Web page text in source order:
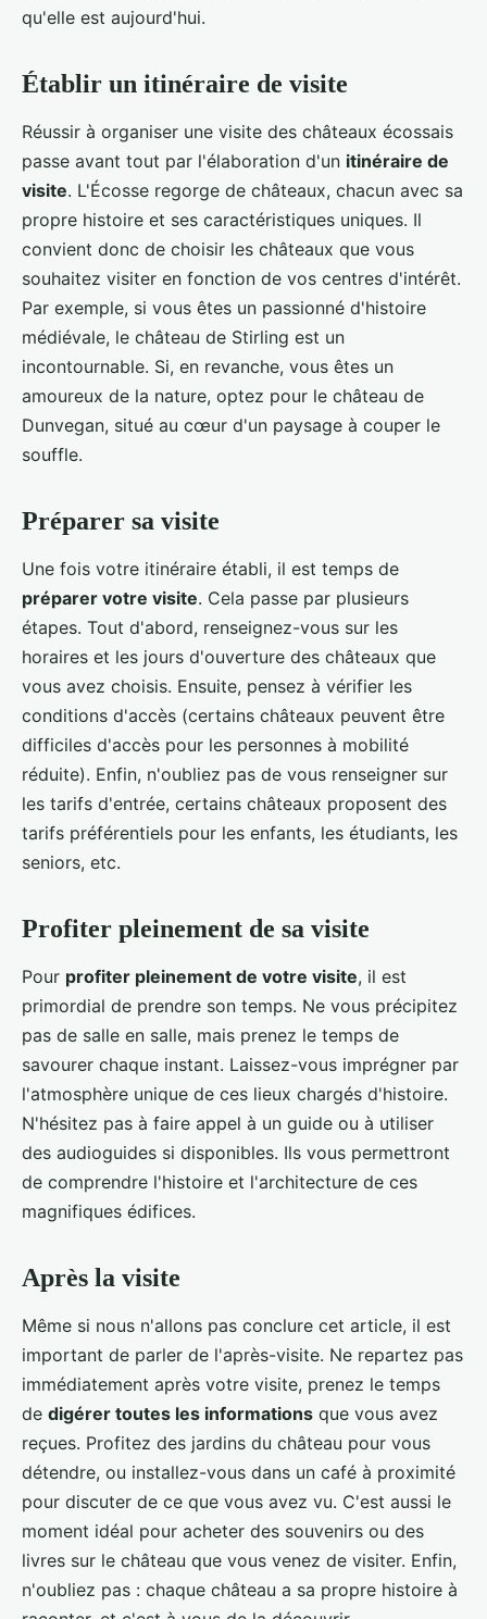
qu'elle est aujourd'hui.
Établir un itinéraire de visite
Réussir à organiser une visite des châteaux écossais
passe avant tout par l'élaboration d'un itinéraire de
visite. L'Écosse regorge de châteaux, chacun avec sa
propre histoire et ses caractéristiques uniques. Il
convient donc de choisir les châteaux que vous
souhaitez visiter en fonction de vos centres d'intérêt.
Par exemple, si vous êtes un passionné d'histoire
médiévale, le château de Stirling est un
incontournable. Si, en revanche, vous êtes un
amoureux de la nature, optez pour le château de
Dunvegan, situé au cœur d'un paysage à couper le
souffle.
Préparer sa visite
Une fois votre itinéraire établi, il est temps de
préparer votre visite. Cela passe par plusieurs
étapes. Tout d'abord, renseignez-vous sur les
horaires et les jours d'ouverture des châteaux que
vous avez choisis. Ensuite, pensez à vérifier les
conditions d'accès (certains châteaux peuvent être
difficiles d'accès pour les personnes à mobilité
réduite). Enfin, n'oubliez pas de vous renseigner sur
les tarifs d'entrée, certains châteaux proposent des
tarifs préférentiels pour les enfants, les étudiants, les
seniors, etc.
Profiter pleinement de sa visite
Pour profiter pleinement de votre visite, il est
primordial de prendre son temps. Ne vous précipitez
pas de salle en salle, mais prenez le temps de
savourer chaque instant. Laissez-vous imprégner par
l'atmosphère unique de ces lieux chargés d'histoire.
N'hésitez pas à faire appel à un guide ou à utiliser
des audioguides si disponibles. Ils vous permettront
de comprendre l'histoire et l'architecture de ces
magnifiques édifices.
Après la visite
Même si nous n'allons pas conclure cet article, il est
important de parler de l'après-visite. Ne repartez pas
immédiatement après votre visite, prenez le temps
de digérer toutes les informations que vous avez
reçues. Profitez des jardins du château pour vous
détendre, ou installez-vous dans un café à proximité
pour discuter de ce que vous avez vu. C'est aussi le
moment idéal pour acheter des souvenirs ou des
livres sur le château que vous venez de visiter. Enfin,
n'oubliez pas : chaque château a sa propre histoire à